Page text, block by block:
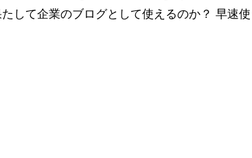
して企業のブログとして使えるのか？ 早速使